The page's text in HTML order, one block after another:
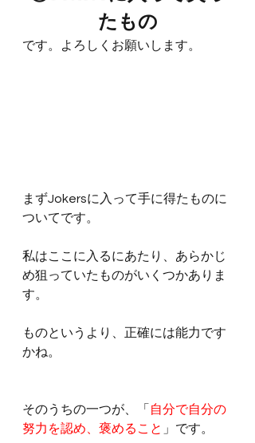
たもの
です。よろしくお願いします。
まずJokersに入って手に得たものに
ついてです。
私はここに入るにあたり、あらかじ
め狙っていたものがいくつかありま
す。
ものというより、正確には能力です
かね。
そのうちの一つが、「 自分で自分の
努力を認め、褒めること 」です。